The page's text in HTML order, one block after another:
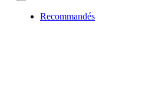
Recommandés